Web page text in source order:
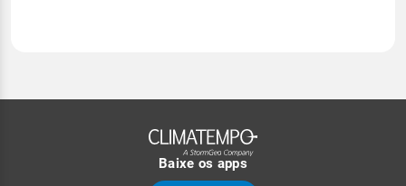
Baixe os apps